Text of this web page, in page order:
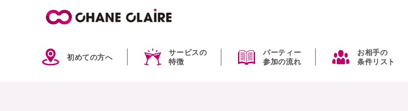
初めての方へ
サービスの
特徴
パーティー
参加の流れ
お相手の
条件リスト